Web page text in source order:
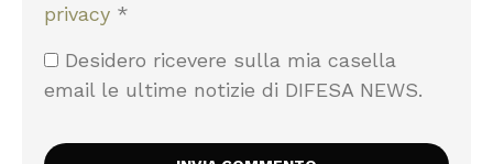
privacy *
Desidero ricevere sulla mia casella
email le ultime notizie di DIFESA NEWS.